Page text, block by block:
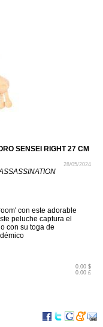
SENSEI RIGHT 27 CM
28/05/2024
con este adorable
peluche captura el
con su toga de
0.00 $
0.00 £